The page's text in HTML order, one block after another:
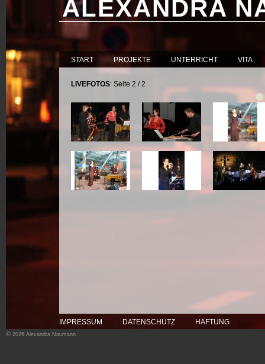
IMPRESSUM DATENSCHUTZ HAFTUNG
ALEXANDRA
START PROJEKTE UNTERRICHT VITA
LIVEFOTOS: Seite 2 / 2
© 2026 Alexandra Naumann